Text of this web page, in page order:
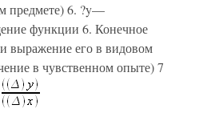
предмете) 6. ?y—
функции 6. Конечное
выражение его в видовом
в чувственном опыте) 7